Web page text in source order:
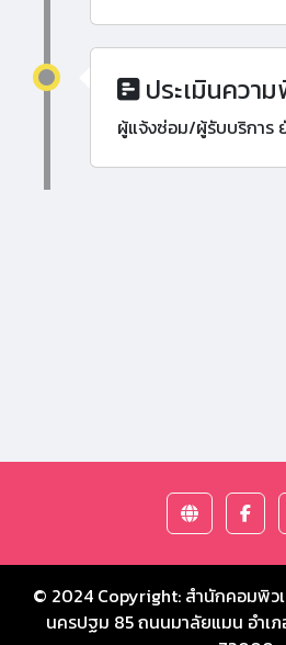
ประเมินควา
ผู้แจ้งซ่อม/ผู้รับบริการ
© 2024 Copyright: สำนักคอมพิว
นครปฐม 85 ถนนมาลัยแมน อำเ